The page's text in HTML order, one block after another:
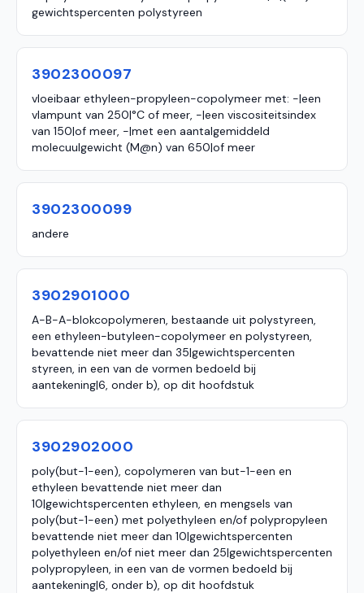
gewichtspercenten polystyreen
3902300097
vloeibaar ethyleen-propyleen-copolymeer met: -|een
vlampunt van 250|°C of meer, -|een viscositeitsindex
van 150|of meer, -|met een aantalgemiddeld
molecuulgewicht (M@n) van 650|of meer
3902300099
andere
3902901000
A-B-A-blokcopolymeren, bestaande uit polystyreen,
een ethyleen-butyleen-copolymeer en polystyreen,
bevattende niet meer dan 35|gewichtspercenten
styreen, in een van de vormen bedoeld bij
aantekening|6, onder b), op dit hoofdstuk
3902902000
poly(but-1-een), copolymeren van but-1-een en
ethyleen bevattende niet meer dan
10|gewichtspercenten ethyleen, en mengsels van
poly(but-1-een) met polyethyleen en/of polypropyleen
bevattende niet meer dan 10|gewichtspercenten
polyethyleen en/of niet meer dan 25|gewichtspercenten
polypropyleen, in een van de vormen bedoeld bij
aantekening|6, onder b), op dit hoofdstuk